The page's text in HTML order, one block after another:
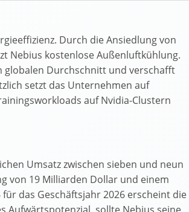
Durch die Ansiedlung von
Nebius kostenlose Außenluftkühlung.
globalen Durchschnitt und verschafft
setzt das Unternehmen auf
auf Nvidia-Clustern
Umsatz zwischen sieben und neun
von 19 Milliarden Dollar und einem
das Geschäftsjahr 2026 erscheint die
Aufwärtspotenzial, sollte Nebius seine